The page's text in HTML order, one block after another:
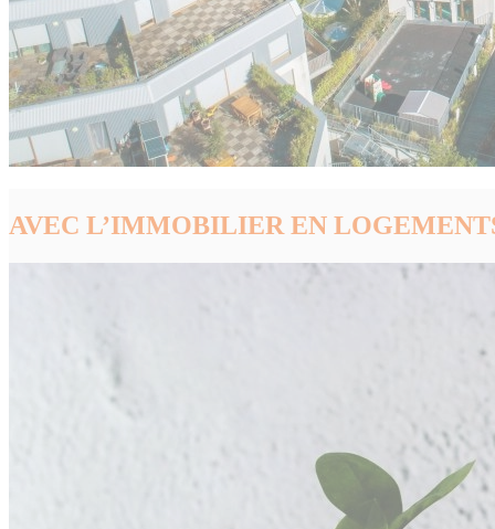
AVEC L’IMMOBILIER EN